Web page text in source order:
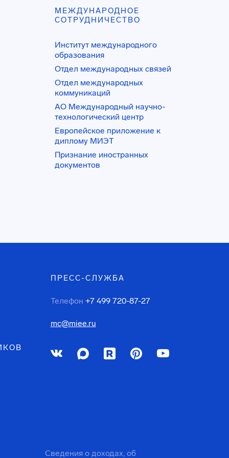
МЕЖДУНАРОДНОЕ
СОТРУДНИЧЕСТВО
Институт международного
образования
Отдел международных связей
Отдел международных
коммуникаций
АО Международный научно-
технологический центр
Европейское приложение к
диплому МИЭТ
Признание иностранных
документов
ПРЕСС-СЛУЖБА
Телефон +7 499 720-87-27
mc@miee.ru
Сведения о доходах, об